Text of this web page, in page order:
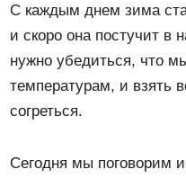
С каждым днем ​​зима
и скоро она постучит в
нужно убедиться, что
температурам, и взять
согреться.
Сегодня мы поговорим